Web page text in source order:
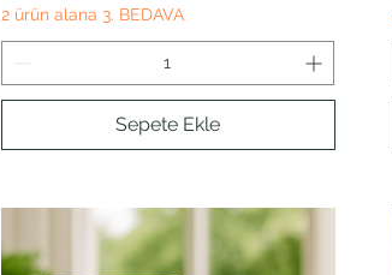
2 ürün alana 3. BEDAVA
Sepete Ekle